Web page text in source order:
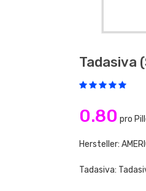
Tadasiva
0.80 pro
Hersteller:
Tadasiva: